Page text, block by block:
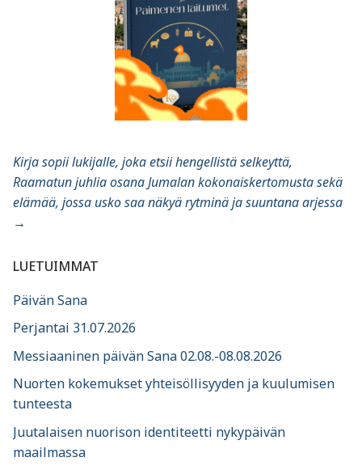
Kirja sopii lukijalle, joka etsii hengellistä selkeyttä,
Raamatun juhlia osana Jumalan kokonaiskertomusta sekä
elämää, jossa usko saa näkyä rytminä ja suuntana arjessa
→
LUETUIMMAT
Päivän Sana
Perjantai 31.07.2026
Messiaaninen päivän Sana 02.08.-08.08.2026
Nuorten kokemukset yhteisöllisyyden ja kuulumisen
tunteesta
Juutalaisen nuorison identiteetti nykypäivän
maailmassa